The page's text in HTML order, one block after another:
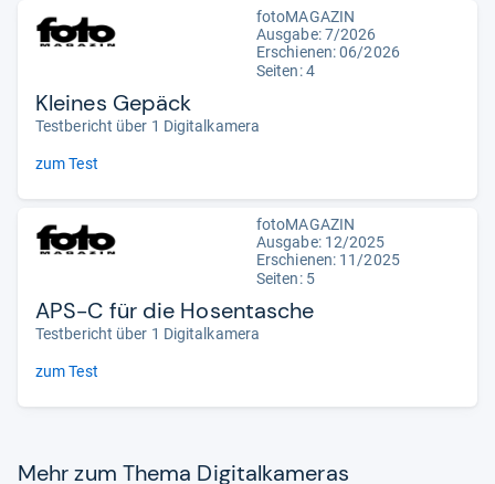
fotoMAGAZIN
Ausgabe: 7/2026
Erschienen:06/2026
Seiten: 4
Kleines Gepäck
Testbericht über 1 Digitalkamera
zum Test
fotoMAGAZIN
Ausgabe: 12/2025
Erschienen: 11/2025
Seiten: 5
APS-C für die Hosentasche
Testbericht über 1 Digitalkamera
zum Test
Mehr zum Thema Digi­tal­ka­me­ras